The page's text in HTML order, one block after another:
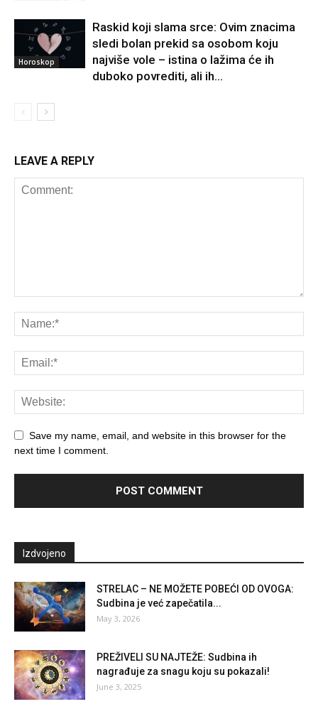
Horoskop
Raskid koji slama srce: Ovim znacima
sledi bolan prekid sa osobom koju
najviše vole – istina o lažima će ih
duboko povrediti, ali ih...
LEAVE A REPLY
Save my name, email, and website in this browser for the
next time I comment.
Izdvojeno
STRELAC – NE MOŽETE POBEĆI OD OVOGA:
Sudbina je već zapečatila...
May 3, 2026
PREŽIVELI SU NAJTEŽE: Sudbina ih
nagrađuje za snagu koju su pokazali!
June 3, 2025